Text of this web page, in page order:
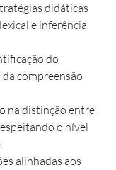
didáticas
e inferência
do
da compreensão
na distinção entre
o nível
alinhadas aos